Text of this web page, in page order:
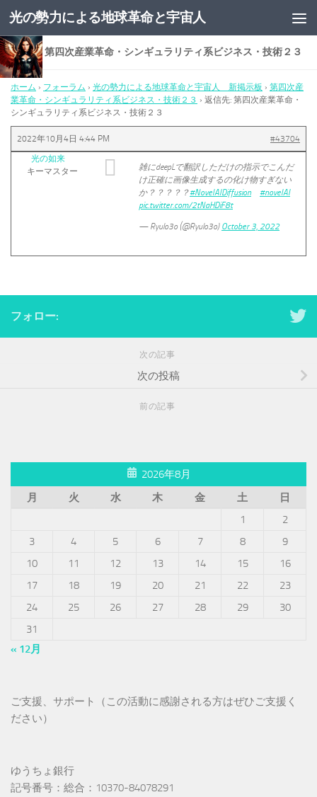
コンテンツへスキップ
光の勢力による地球革命と宇宙人
返信先: 第四次産業革命・シンギュラリティ系ビジネス・技術２３
ホーム › フォーラム › 光の勢力による地球革命と宇宙人 新掲示板 › 第四次産
業革命・シンギュラリティ系ビジネス・技術２３ › 返信先: 第四次産業革命・
シンギュラリティ系ビジネス・技術２３
2022年10月4日 4:44 PM
#43704
光の如来
キーマスター
雑にdeepLで翻訳しただけの指示でこんだ
け正確に画像生成するの化け物すぎない
か？？？？？#NovelAIDiffusion
#novelAI
pic.twitter.com/2tNaHDiF8t
— Ryulo3o (@Ryulo3o) October 3, 2022
フォロー:
次の記事
次の投稿
前の記事
2026年8月
月
火 水 木 金 土
日
1
2
3
4 5 6 7 8
9
10
11 12 13 14 15
16
17
18 19 20 21 22
23
24
25 26 27 28 29
30
31
« 12月
ご支援、サポート（この活動に感謝される方はぜひご支援く
ださい）
ゆうちょ銀行
記号番号：総合：10370-84078291